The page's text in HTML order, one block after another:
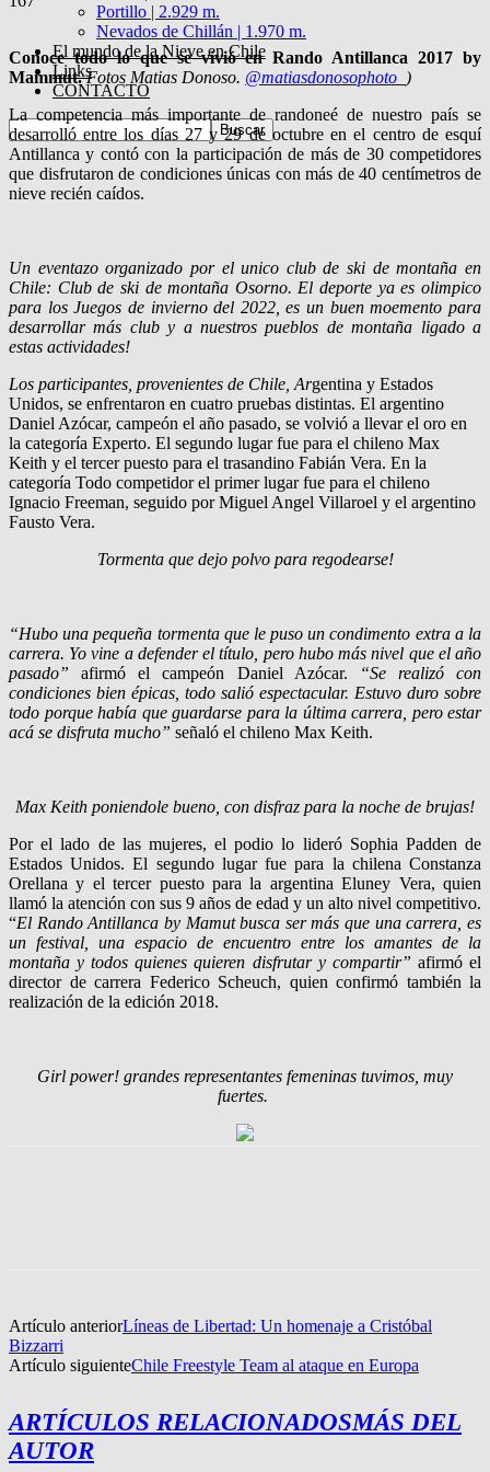
Portillo | 2.929 m.
Nevados de Chillán | 1.970 m.
El mundo de la Nieve en Chile
Links
CONTACTO
Conoce todo lo que se vivió en Rando Antillanca 2017 by
Mammut.Fotos Matias Donoso. @matiasdonosophoto_ )
La competencia más importante de randoneé de nuestro país se
desarrolló entre los días 27 y 29 de octubre en el centro de esquí
Antillanca y contó con la participación de más de 30 competidores
que disfrutaron de condiciones únicas con más de 40 centímetros de
nieve recién caídos.
Un eventazo organizado por el unico club de ski de montaña en
Chile: Club de ski de montaña Osorno. El deporte ya es olimpico
para los Juegos de invierno del 2022, es un buen moemento para
desarrollar más club y a nuestros pueblos de montaña ligado a
estas actividades!
Los participantes, provenientes de Chile, Argentina y Estados
Unidos, se enfrentaron en cuatro pruebas distintas. El argentino
Daniel Azócar, campeón el año pasado, se volvió a llevar el oro en
la categoría Experto. El segundo lugar fue para el chileno Max
Keith y el tercer puesto para el trasandino Fabián Vera. En la
categoría Todo competidor el primer lugar fue para el chileno
Ignacio Freeman, seguido por Miguel Angel Villaroel y el argentino
Fausto Vera.
Tormenta que dejo polvo para regodearse!
“Hubo una pequeña tormenta que le puso un condimento extra a la
carrera. Yo vine a defender el título, pero hubo más nivel que el año
pasado” afirmó el campeón Daniel Azócar.
“Se realizó con
condiciones bien épicas, todo salió espectacular. Estuvo duro sobre
todo porque había que guardarse para la última carrera, pero estar
acá se disfruta mucho” señaló el chileno Max Keith.
Max Keith poniendole bueno, con disfraz para la noche de brujas!
Por el lado de las mujeres, el podio lo lideró Sophia Padden de
Estados Unidos. El segundo lugar fue para la chilena Constanza
Orellana y el tercer puesto para la argentina Eluney Vera, quien
llamó la atención con sus 9 años de edad y un alto nivel competitivo.
“El Rando Antillanca by Mamut busca ser más que una carrera, es
un festival, una espacio de encuentro entre los amantes de la
montaña y todos quienes quieren disfrutar y compartir” afirmó el
director de carrera Federico Scheuch, quien confirmó también la
realización de la edición 2018.
Girl power! grandes representantes femeninas tuvimos, muy
fuertes.
Artículo anteriorLíneas de Libertad: Un homenaje a Cristóbal
Bizzarri
Artículo siguienteChile Freestyle Team al ataque en Europa
ARTÍCULOS RELACIONADOSMÁS DEL
AUTOR